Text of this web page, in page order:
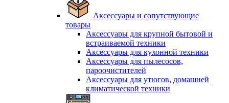
Аксессуары и сопутствующие
товары
Аксессуары для крупной бытовой и
встраиваемой техники
Аксессуары для кухонной техники
Аксессуары для пылесосов,
пароочистителей
Аксессуары для утюгов, домашней
климатической техники